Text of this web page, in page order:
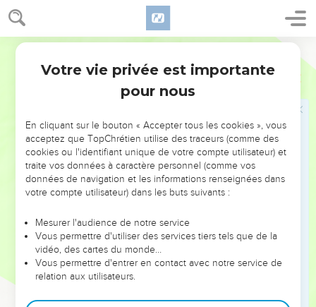
Jérémie 23
, était très souvent dans la bouche des
prophètes (voir
15.1;17.1
), les railleurs, jouant sur
le double sens du mot, demandaient à Jérémie : Quelle est
de mots et oppose à cette raillerie frivole une raillerie
terrible : Oui, c'est bien d'une charge qu'il s'agit dans la
sentence de l'Eternel. Car vous êtes vous-mêmes le fardeau
dont il va se décharger (verset 33, fin).
On ne se joue pas de Dieu. Chaque plaisanterie que
l'homme fait sur ses jugements, est une sentence qu'il
prononce sur sa propre personne.
Je vous oublierai. Il y a ici en hébreu un nouveau jeu de
mots du prophète, le mot qui signifieoublierressemblant de
très près au mot massa, charge, et au verbe d'où il dérive.
Votre vie privée est importante
pour nous
En cliquant sur le bouton « Accepter tous les cookies », vous
acceptez que TopChrétien utilise des traceurs (comme des
cookies ou l'identifiant unique de votre compte utilisateur) et
traite vos données à caractère personnel (comme vos
données de navigation et les informations renseignées dans
votre compte utilisateur) dans les buts suivants :
Mesurer l'audience de notre service
Vous permettre d'utiliser des services tiers tels que de la
vidéo, des cartes du monde…
Vous permettre d'entrer en contact avec notre service de
relation aux utilisateurs.